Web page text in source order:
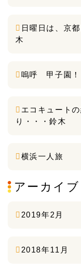
日曜日は、京
木
嗚呼 甲子園
エコキュート
り・・・鈴木
横浜一人旅
アーカイブ
2019年2月
2018年11月